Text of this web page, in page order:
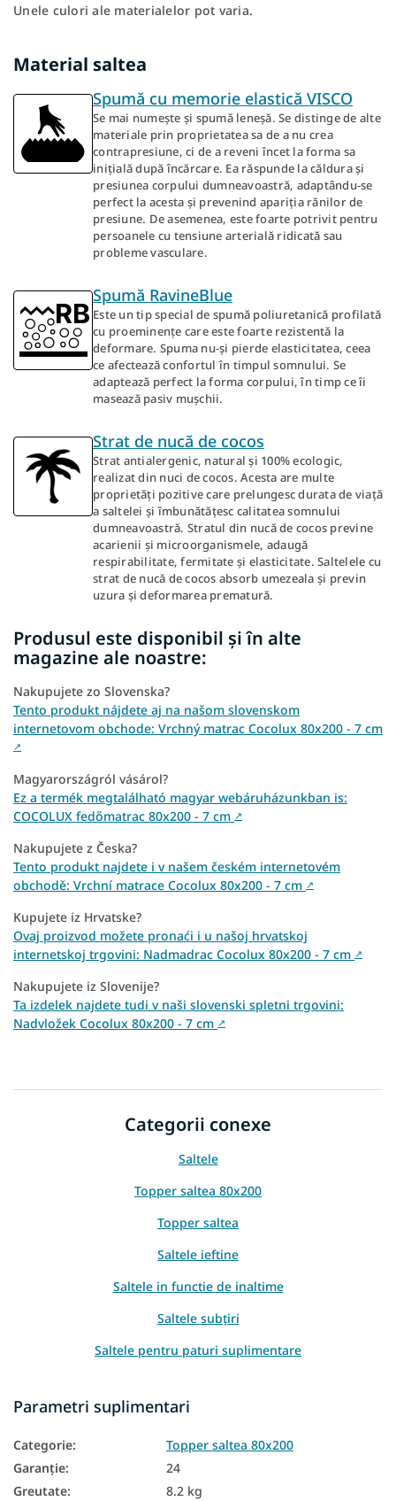
Unele culori ale materialelor pot varia.
Material saltea
Spumă cu memorie elastică VISCO
Se mai numește și spumă leneșă. Se distinge de alte
materiale prin proprietatea sa de a nu crea
contrapresiune, ci de a reveni încet la forma sa
inițială după încărcare. Ea răspunde la căldura și
presiunea corpului dumneavoastră, adaptându-se
perfect la acesta și prevenind apariția rănilor de
presiune. De asemenea, este foarte potrivit pentru
persoanele cu tensiune arterială ridicată sau
probleme vasculare.
Spumă RavineBlue
Este un tip special de spumă poliuretanică profilată
cu proeminențe care este foarte rezistentă la
deformare. Spuma nu-și pierde elasticitatea, ceea
ce afectează confortul în timpul somnului. Se
adaptează perfect la forma corpului, în timp ce îi
masează pasiv mușchii.
Strat de nucă de cocos
Strat antialergenic, natural și 100% ecologic,
realizat din nuci de cocos. Acesta are multe
proprietăți pozitive care prelungesc durata de viață
a saltelei și îmbunătățesc calitatea somnului
dumneavoastră. Stratul din nucă de cocos previne
acarienii și microorganismele, adaugă
respirabilitate, fermitate și elasticitate. Saltelele cu
strat de nucă de cocos absorb umezeala și previn
uzura și deformarea prematură.
Produsul este disponibil și în alte
magazine ale noastre:
Nakupujete zo Slovenska?
Tento produkt nájdete aj na našom slovenskom
internetovom obchode: Vrchný matrac Cocolux 80x200 - 7 cm
↗
Magyarországról vásárol?
Ez a termék megtalálható magyar webáruházunkban is:
COCOLUX fedőmatrac 80x200 - 7 cm ↗
Nakupujete z Česka?
Tento produkt najdete i v našem českém internetovém
obchodě: Vrchní matrace Cocolux 80x200 - 7 cm ↗
Kupujete iz Hrvatske?
Ovaj proizvod možete pronaći i u našoj hrvatskoj
internetskoj trgovini: Nadmadrac Cocolux 80x200 - 7 cm ↗
Nakupujete iz Slovenije?
Ta izdelek najdete tudi v naši slovenski spletni trgovini:
Nadvložek Cocolux 80x200 - 7 cm ↗
Categorii conexe
Saltele
Topper saltea 80x200
Topper saltea
Saltele ieftine
Saltele in functie de inaltime
Saltele subțiri
Saltele pentru paturi suplimentare
Saltele pentru canapea
Saltele pentru divan
Saltele ieftine 80x200
Parametri suplimentari
Categorie:
Topper saltea 80x200
Garanţie:
24
Greutate: 8.2 kg